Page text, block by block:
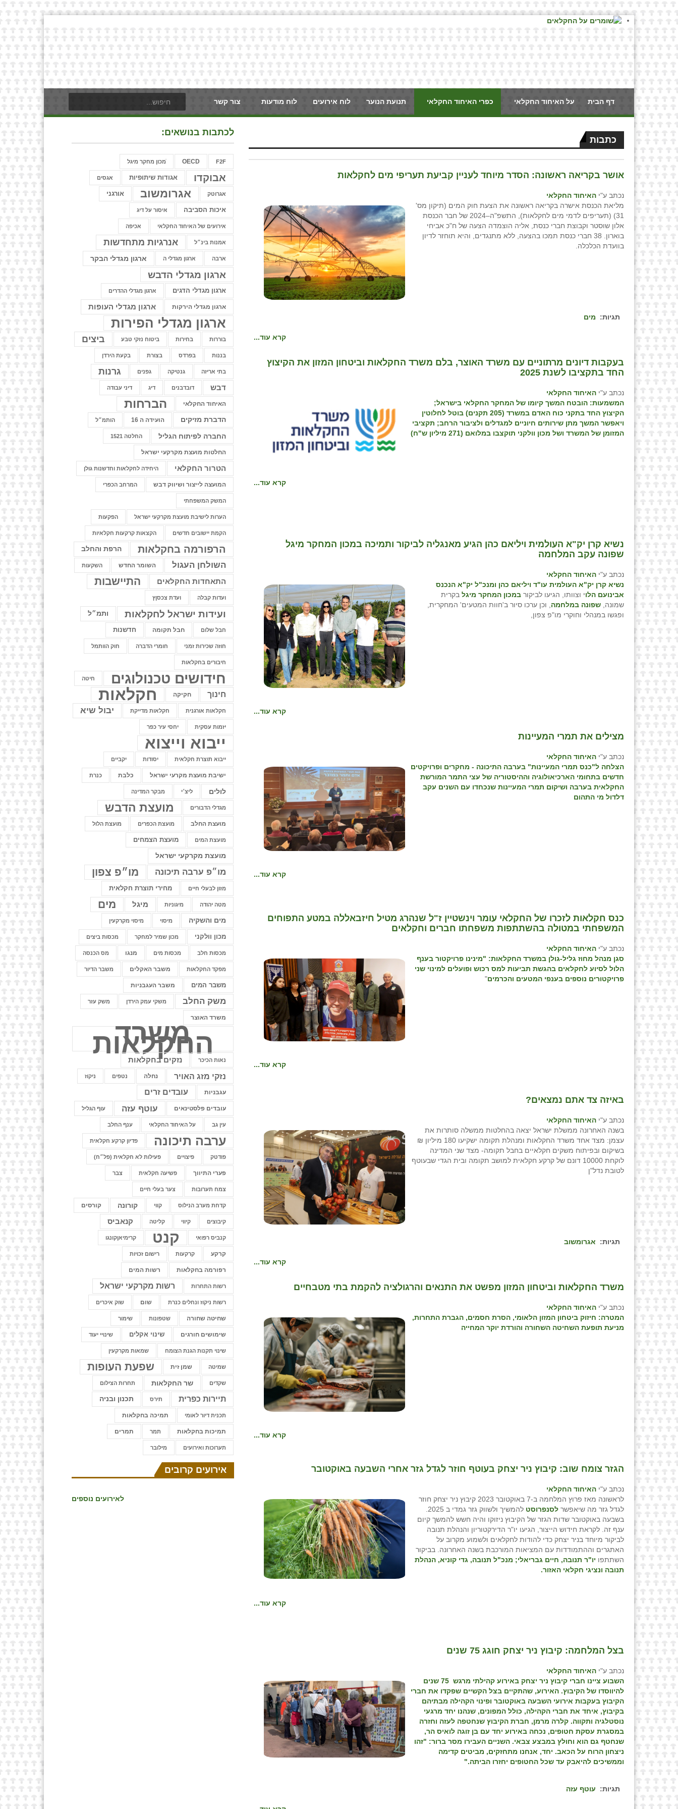
דף הבית על האיחוד החקלאי כפרי האיחוד החקלאי תנועת הנוער לוח אירועים לוח מודעות צור קשר
כתבות
אושר בקריאה ראשונה: הסדר מיוחד לעניין קביעת תעריפי מים לחקלאות
נכתב ע"י האיחוד החקלאי
מליאת הכנסת אישרה בקריאה ראשונה את הצעת חוק המים (תיקון מס'
31) (תעריפים לדמי מים לחקלאות), התשפ"ה–2024 של חבר הכנסת
אלון שוסטר וקבוצת חברי כנסת, אליה הוצמדה הצעה של ח"כ אביחי
בוארון. 38 חברי כנסת תמכו בהצעה, ללא מתנגדים, והיא תוחזר לדיון
בוועדת הכלכלה.
תגיות: מים
קרא עוד...
בעקבות דיונים מרתוניים עם משרד האוצר, בלם משרד החקלאות וביטחון המזון את הקיצוץ
החד בתקציבו לשנת 2025
נכתב ע"י האיחוד החקלאי
המשמעות: הובטח המשך קיומו של המחקר החקלאי בישראל;
הקיצוץ החד בתקני כוח האדם במשרד (205 תקנים) בוטל לחלוטין
ויאפשר המשך מתן שירותים חיוניים למגדלים ולציבור הרחב; תקציבי
המזומן של המשרד ושל מכון וולקני תוקצבו במלואם (271 מיליון ש"ח)
קרא עוד...
⁨נשיא קרן יק"א העולמית ויליאם כהן הגיע מאנגליה לביקור ותמיכה במכון המחקר מיגל
שפונה עקב המלחמה⁩
נכתב ע"י האיחוד החקלאי
נשיא קרן יק"א העולמית עו"ד ויליאם כהן ומנכ"ל יק"א הנכנס
אבינועם הלוי וצוותו, הגיעו לביקור במכון המחקר מיגל בקרית
שמונה, שפונה במלחמה , וכן ערכו סיור ב'חוות המטעים' המחקרית,
ופגשו במנהלי וחוקרי מו"פ צפון,
קרא עוד...
מצילים את תמרי המעיינות
נכתב ע"י האיחוד החקלאי
הצלחה ל"כנס תמרי המעיינות" בערבה התיכונה - מחקרים ופרויקטים
חדשים בתחומי הארכיאולוגיה וההיסטוריה של עצי התמר המורשת
החקלאית בערבה ושיקום תמרי המעיינות שנכחדו עם השנים עקב
דלדול מי התהום
קרא עוד...
כנס חקלאות לזכרו של החקלאי עומר וינשטיין ז"ל שנהרג מטיל חיזבאללה במטע התפוחים
המשפחתי במטולה בהשתתפות משפחתו חברים וחקלאים
נכתב ע"י האיחוד החקלאי
סגן מנהל מחוז גליל-גולן במשרד החקלאות: "מינינו פרויקטור בענף
הלול לסיוע לחקלאים בהגשת תביעות למס רכוש ופועלים למינוי שני
פרויקטורים נוספים בענפי המטעים והכרמים"
קרא עוד...
באיזה צד אתם נמצאים?
נכתב ע"י האיחוד החקלאי
בשנה האחרונה ממשלת ישראל יצאה בהחלטות ממשלה סותרות את
עצמן: מצד אחד משרד החקלאות ומנהלת תקומה ישקיעו 180 מיליון ₪
בשיקום ובפיתוח משקים חקלאיים בחבל תקומה- מצד שני המדינה
לוקחת 10000 דונם של קרקע חקלאית למושב תקומה ובית הגדי שבעוטף
לטובת נדל"ן
תגיות: אגרומשוב
קרא עוד...
משרד החקלאות וביטחון המזון מפשט את התנאים והרגולציה להקמת בתי מטבחיים
נכתב ע"י האיחוד החקלאי
המטרה: חיזוק ביטחון המזון הלאומי, הסרת חסמים, הגברת התחרות,
מניעת תופעת השחיטה השחורה והורדת יוקר המחייה
קרא עוד...
הגזר צומח שוב: קיבוץ ניר יצחק בעוטף חוזר לגדל גזר אחרי השבעה באוקטובר
נכתב ע"י האיחוד החקלאי
לראשונה מאז פרוץ המלחמה ב-7 באוקטובר 2023 קיבוץ ניר יצחק חוזר
לגדל גזר מה שיאפשר לסנפרוסט
בשבעה באוקטובר שדות הגזר של הקיבוץ ניזוקו והיה חשש להמשך קיום
ענף זה. לקראת חידוש הייצור, הגיעו יו"ר הדירקטוריון והנהלת תנובה
לביקור מיוחד בניר יצחק כדי להודות לחקלאים ולשמוע מקרוב על
האתגרים וההתמודדות עם המציאות המורכבת בשנה האחרונה. בביקור
השתתפו יו"ר תנובה, חיים גבריאלי; מנכ"ל תנובה, גדי קוניא, הנהלת
תנובה ונציגי חקלאי האזור.
קרא עוד...
בצל המלחמה: קיבוץ ניר יצחק חוגג 75 שנים
נכתב ע"י האיחוד החקלאי
השבוע ציינו חברי קיבוץ ניר יצחק באירוע קהילתי מרגש 75 שנים
להיווסדו של הקיבוץ. האירוע, שהתקיים בצל הקשיים שפקדו את חברי
הקיבוץ בעקבות אירועי השבעה באוקטובר ופינוי הקהילה מבתיהם
בקיבוץ, איחד את חברי הקהילה, כולל המפונים, שנהנו יחד מרגעי
נוסטלגיה ותקווה. קלרה מרמן, חברת הקיבוץ שנחטפה לעזה וחזרה
במסגרת עסקת חטופים, נכחה באירוע יחד עם בן זוגה לואיס הר,
שנחטף גם הוא וחולץ במבצע צבאי. השניים העבירו מסר ברור: "זהו
ניצחון הרוח על הכאב. יחד, אנחנו מתחזקים, מביטים קדימה
וממשיכים להיאבק עד שכל החטופים יחזרו הביתה."
תגיות: עוטף עזה
לכתבות בנושאים:
F2F
OECD ֿמכון מחקר מיגל
אבוקדו אגודות שיתופיות אגסים
אגרוטק אגרומשוב אורגני
איכות הסביבה איסור על דיג
אירועים של האיחוד החקלאי אכיפה
אמנות בינ״ל אנרגיות מתחדשות
ארבה ארגון מגדלי ה ארגון מגדלי הבקר
ארגון מגדלי הדבש
ארגון מגדלי הדגים ארגון מגדלי ההדרים
ארגון מגדלי הירקות ארגון מגדלי העופות
ארגון מגדלי הפירות
בוררות בחירות ביטוח נזקי טבע ביצים
בננות בפרדס בצורת בקעת הירדן
בתי אריזה גנטיקה גפנים גרנות
דבש דובדבנים דיג דיני עבודה
האיחוד החקלאי הברחות
הדברת מזיקים הועידה ה 16 הותמ״ל
החברה לפיתוח הגליל החלטה 1521
החלטות מועצת מקרקעי ישראל
הטרור החקלאי היחידה לחקלאות וחדשנות גולן
המועצה לייצור ושיווק דבש המרחב הכפרי
המשק המשפחתי
הערות לישיבת מועצת מקרקעי ישראל הפקעות
הקמת יישובים חדשים הקצאות קרקעות חקלאיות
הרפורמה בחקלאות הרפת והחלב
השולחן העגול השומר החדש השקעות
התאחדות החקלאים התיישבות
ועדות קבלה ועדת צכסןץ
ועידות ישראל לחקלאות ותמ״ל
חבל שלום חבל תקומה חדשנות
חוזה שכירות זמני חומרי הדברה חוק הוותמל
חיבורים בחקלאות
חידושים טכנולוגים חיטה
חינוך חקיקה חקלאות
חקלאות אורגנית חקלאות מדייקת יבול שיא
יזמות עסקית יחסי עיר כפר
ייבוא וייצוא
ייבוא תוצרת חקלאית יסודות יקביים
ישיבת מועצת מקרעי ישראל כלבת כנרת
לולים ליצ׳י מבקר המדינה
מגדלי הדבורים מועצת הדבש
מועצת החלב מועצת הכפרים מועצת הלול
מועצת המים מועצת הצמחים
מועצת מקרקעי ישראל
מו״פ ערבה תיכונה מו״פ צפון
מזון לבעלי חיים מחירי תוצרת חקלאית
מטה יהודה מיגוניות מיגל מים
מים והשקיה מיסוי מיסוי מקרקעין
מכון וולקני מכון שמיר למחקר מכסות ביצים
מכסות חלב מכסות מים מנגו מס הכנסה
מפקד החקלאות משבר האקלים משבר הדיור
משבר המים משבר העגבניות
משק החלב משקי עמק הירדן משק עזר
משרד האוצרמשרד
החקלאות
נאות הכיכר נזקים בחקלאות
נזקי מזג האויר נחלה נטפים ניקוז
עגבניות עובדים זרים
עובדים פלסטינאים עוטף עזה עוף הגליל
עין גב על האיחוד החקלאי ענף החלב
ערבה תיכונה פדיון קרקע חקלאית
פודטק פיצויים פעילות לא חקלאית (פל״ח)
פערי התיווך פשיעה חקלאית צבר
צמח תערובות צער בעלי חיים
קדחת מערב הנילוס קווי קורונה קורסים
קיבוצים קיווי קליטה קנאביס
קנביס רפואי קנט קרימיאןקונגו
קרקע קרקעות רישום זכויות
רפורמה בחקלאות רשות המים
רשות התחרות רשות מקרקעי ישראל
רשות ניקוז ונחלים כנרת שום שוק איכרים
שחיטה שחורה שטפונות שימור
שימושים חורגים שינוי אקלים שינויי יעוד
שינוי תקנות הגנת הצומח שמאות מקרקעין
שמיטה שמן זית שפעת העופות
שקדים שר החקלאות תחרות הצילום
תיירות כפרית תירס תכנון ובניה
תכנית דיור לאומי תמיכה בחקלאות
תמיכות בחקלאות תמר תמרים
תערוכות ואירועים ⁨מילובר
אירועים קרובים
לאירועים נוספים